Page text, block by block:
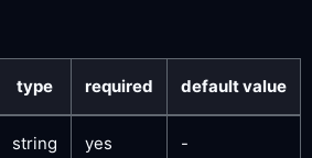
type required default value
string yes -